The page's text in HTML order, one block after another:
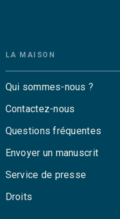
LA MAISON
Qui sommes-nous ?
Contactez-nous
Questions fréquentes
Envoyer un manuscrit
Service de presse
Droits